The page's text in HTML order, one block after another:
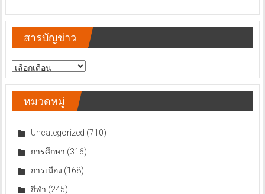
สารบัญข่าว
สารบัญ
ข่าว
หมวดหมู่
Uncategorized (710)
การศึกษา (316)
การเมือง (168)
กีฬา (245)